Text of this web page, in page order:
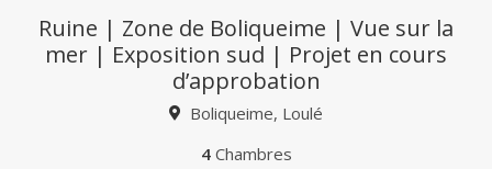
Ruine | Zone de Boliqueime | Vue sur la
mer | Exposition sud | Projet en cours
d’approbation
Boliqueime, Loulé
4Chambres